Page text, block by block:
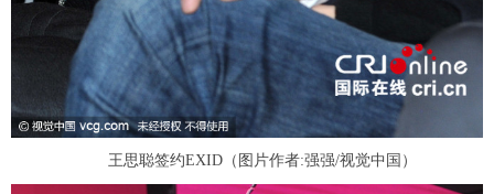
王思聪签约EXID（图片作者:强强/视觉中国）